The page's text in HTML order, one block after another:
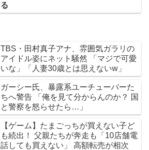
る
TBS・田村真子アナ、雰囲気ガラリの
アイドル姿にネット騒然 「マジで可愛
いな」「人妻30歳とは思えないw」
ガーシー氏、暴露系ユーチューバーた
ちへ警告 「俺を見て分からんのか？ 国
と警察を怒らせたら…」
【ゲーム】たまごっちが買えない子ど
も続出！ 父親たちが奔走も「10店舗電
話しても買えない」 高額転売が相次